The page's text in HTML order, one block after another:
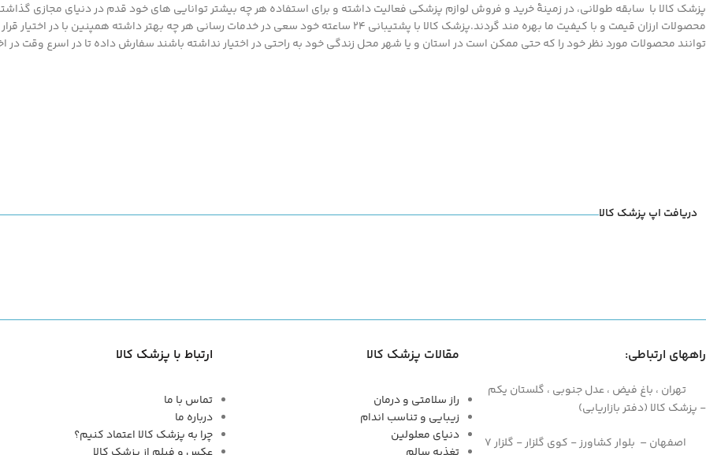
پزشک کالا با سابقه طولانی، در زمینۀ خرید و فروش لوازم پزشکی فعالیت داشته و برای استفاده هر چه بیشتر توانایی های خود قدم در دنیای مجازی
محصولات ارزان قیمت و با کیفیت ما بهره مند گردند.پزشک کالا با پشتیبانی 24 ساعته خود سعی در خدمات رسانی هر چه
توانند محصولات مورد نظر خود را که حتی ممکن است در استان و یا شهر محل زندگی خود به راحتی در اختیار نداشته باشند سفارش داده تا در اسرع وقت در
دریافت اپ پزشک کالا
ارتباط با پزشک کالا
تماس با ما
درباره ما
چرا به پزشک کالا اعتماد کنیم؟
مقالات پزشک کالا
راز سلامتی و درمان
زیبایی و تناسب اندام
دنیای معلولین
راههای ارتباطی:
تهران ، باغ فیض ، عدل جنوبی ، گلستان یکم
- پزشک کالا (دفتر بازاریابی)
اصفهان – بلوار کشاورز - کوی گلزار - گلزار 7